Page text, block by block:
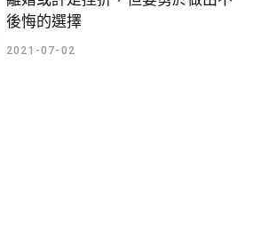
後悔的選擇
2021-07-02